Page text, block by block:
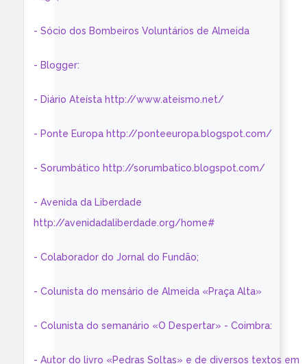
- Sócio dos Bombeiros Voluntários de Almeida
- Blogger:
- Diário Ateísta http://www.ateismo.net/
- Ponte Europa http://ponteeuropa.blogspot.com/
- Sorumbático http://sorumbatico.blogspot.com/
- Avenida da Liberdade
http://avenidadaliberdade.org/home#
- Colaborador do Jornal do Fundão;
- Colunista do mensário de Almeida «Praça Alta»
- Colunista do semanário «O Despertar» - Coimbra:
- Autor do livro «Pedras Soltas» e de diversos textos em